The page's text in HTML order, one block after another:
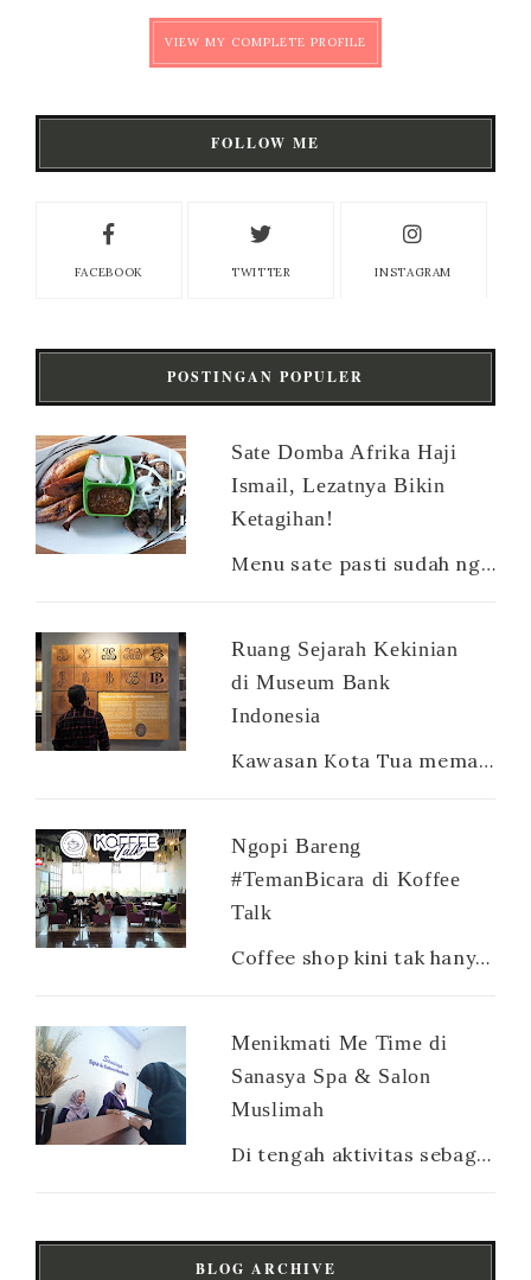
VIEW MY COMPLETE PROFILE
FOLLOW ME
FACEBOOK TWITTER INSTAGRAM
POSTINGAN POPULER
Sate Domba Afrika Haji
Ismail, Lezatnya Bikin
Ketagihan!
Menu sate pasti sudah nggak asing lagi buat orang Indonesia. Apalagi jenisnya sangat beragam, ada sate ayam, sate sapi, sate kambing, sate ...
Ruang Sejarah Kekinian
di Museum Bank
Indonesia
Kawasan Kota Tua memang terdapat banyak sekali museum. Ada museum Mandiri, museum Bank Indonesia, museum Fatahillah yang iconic, museum way...
Ngopi Bareng
#TemanBicara di Koffee
Talk
Coffee shop kini tak hanya diburu oleh para penikmat kopi, tapi juga dicari oleh semua kalangan dari mahasiswa, karyawan hingga ibu rumah ...
Menikmati Me Time di
Sanasya Spa & Salon
Muslimah
Di tengah aktivitas sebagai ibu rumah tangga atau pun ibu pekerja, sesungguhnya para mamak tetap membutuhkan yang namanya me time . Sela...
BLOG ARCHIVE